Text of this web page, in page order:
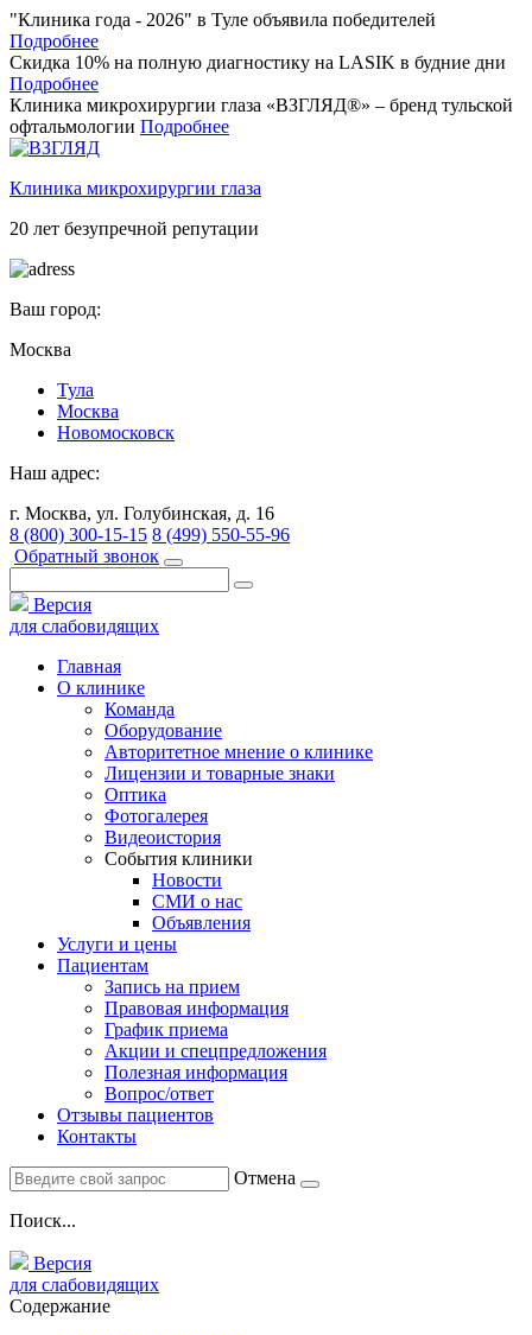
"Клиника года - 2026" в Туле объявила победителей
Подробнее
Скидка 10% на полную диагностику на LASIK в будние дни
Подробнее
Клиника микрохирургии глаза «ВЗГЛЯД®» – бренд тульской
офтальмологии Подробнее
Клиника микрохирургии глаза
20 лет безупречной репутации
Ваш город:
Москва
Тулa
Москва
Новомосковск
Наш адрес:
г. Москва, ул. Голубинская, д. 16
8 (800) 300-15-15 8 (499) 550-55-96
Обратный звонок
Версия
для слабовидящих
Главная
О клинике
Команда
Оборудование
Авторитетное мнение о клинике
Лицензии и товарные знаки
Оптика
Фотогалерея
Видеоистория
События клиники
Новости
СМИ о нас
Объявления
Услуги и цены
Пациентам
Запись на прием
Правовая информация
График приема
Акции и спецпредложения
Полезная информация
Вопрос/ответ
Отзывы пациентов
Контакты
Отмена
Поиск...
Версия
для слабовидящих
Содержание